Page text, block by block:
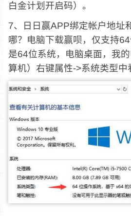
白金计划开启码）。
7、日日赢APP绑定帐户地址
哪？电脑下载赢呗，仅支持
是64位系统，电脑桌面，我
算机）右键属性->系统类型中